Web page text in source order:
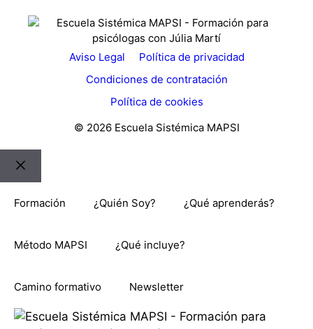
Aviso Legal
Política de privacidad
Condiciones de contratación
Política de cookies
© 2026 Escuela Sistémica MAPSI
Cerrar
Formación ¿Quién Soy? ¿Qué aprenderás?
Método MAPSI ¿Qué incluye?
Camino formativo Newsletter